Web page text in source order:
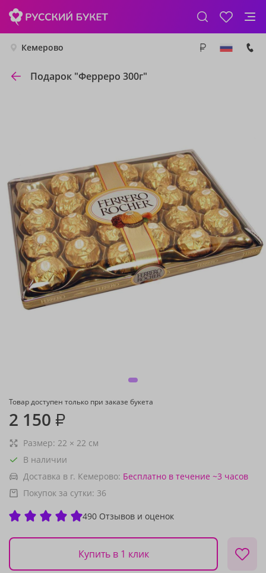
Кемерово
Подарок "Ферреро 300г"
Товар доступен только при заказе букета
2 150 ₽
Размер: 22 × 22 см
В наличии
Доставка в г. Кемерово: Бесплатно в течение ~3 часов
Покупок за сутки: 36
490 Отзывов и оценок
Купить в 1 клик